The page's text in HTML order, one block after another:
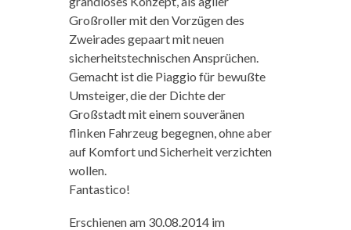
Großroller mit den Vorzügen des
Zweirades gepaart mit neuen
sicherheitstechnischen Ansprüchen.
Gemacht ist die Piaggio für bewußte
Umsteiger, die der Dichte der
Großstadt mit einem souveränen
flinken Fahrzeug begegnen, ohne aber
auf Komfort und Sicherheit verzichten
wollen.
Fantastico!
Erschienen am 30.08.2014 im